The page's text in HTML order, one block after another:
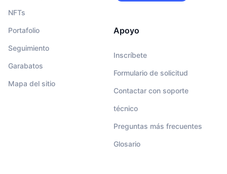
NFTs
Portafolio
Seguimiento
Garabatos
Mapa del sitio
Apoyo
Inscríbete
Formulario de solicitud
Contactar con soporte
técnico
Preguntas más frecuentes
Glosario